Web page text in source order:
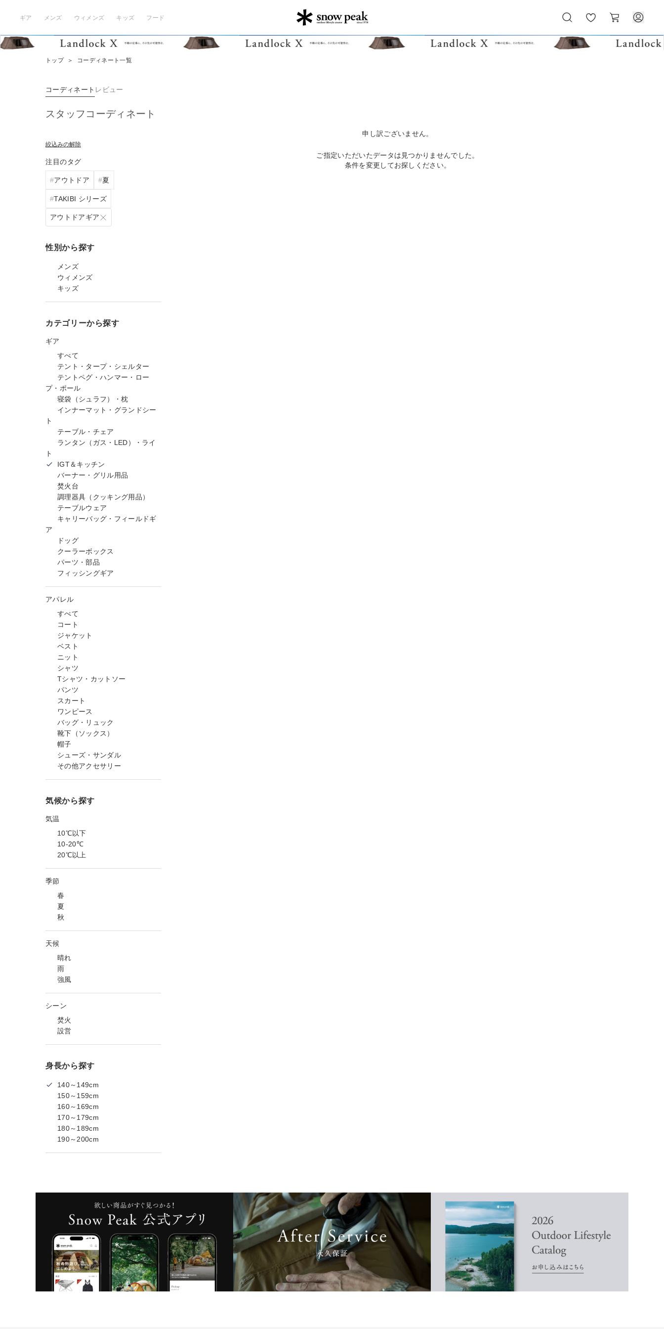
ギア メンズ ウィメンズ キッズ フード
気
に
ー
ト
トップ ＞ コーディネート一覧
コーディネート レビュー
スタッフコーディネート
絞込みの解除
注目のタグ
アウトドア 夏
TAKIBI シリーズ
アウトドアギア
性別から探す
メンズ
ウィメンズ
キッズ
カテゴリーから探す
ギア
すべて
テント・タープ・シェルター
テントペグ・ハンマー・ロー
プ・ポール
寝袋（シュラフ）・枕
インナーマット・グランドシー
ト
テーブル・チェア
ランタン（ガス・LED）・ライ
ト
IGT＆キッチン
バーナー・グリル用品
焚火台
調理器具（クッキング用品）
テーブルウェア
キャリーバッグ・フィールドギ
ア
ドッグ
クーラーボックス
パーツ・部品
フィッシングギア
アパレル
すべて
コート
ジャケット
ベスト
ニット
シャツ
Tシャツ・カットソー
パンツ
スカート
ワンピース
バッグ・リュック
靴下（ソックス）
帽子
シューズ・サンダル
その他アクセサリー
気候から探す
気温
10℃以下
10-20℃
20℃以上
季節
春
夏
秋
天候
晴れ
雨
強風
シーン
焚火
設営
身長から探す
140～149cm
150～159cm
160～169cm
170～179cm
180～189cm
190～200cm
申し訳ございません。
ご指定いただいたデータは見つかりませんでした。
条件を変更してお探しください。